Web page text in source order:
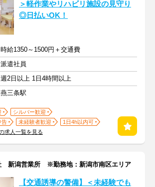
＞軽作業やリハビリ施設の見守り
◎日払いOK！
時給1350～1500円＋交通費
派遣社員
週2日以上 1日4時間以上
燕三条駅
シルバー歓迎
告
未経験者歓迎
1日4h以内可
求人一覧を見る
新潟営業所 ※勤務地：新潟市南区エリア
【交通誘導の警備】＜未経験でも